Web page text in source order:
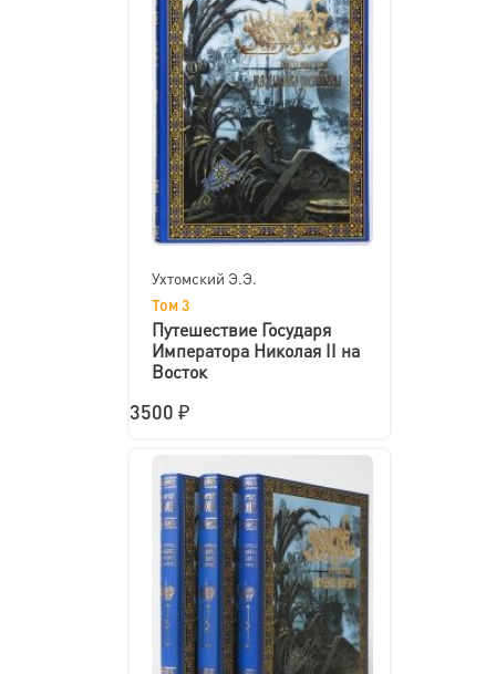
Ухтомский Э.Э.
Том 3
Путешествие Государя
Императора Николая II на
Восток
3500 ₽